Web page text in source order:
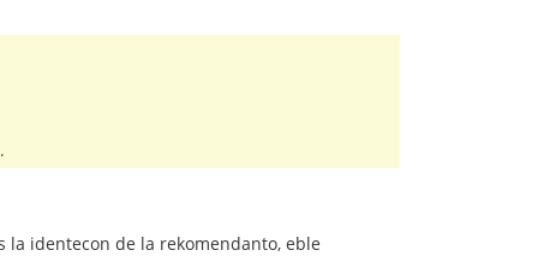
identecon de la rekomendanto, eble